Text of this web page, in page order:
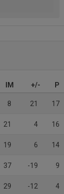
IM +/- P
8 21 17
21 4 16
19 6 14
37 -19 9
29 -12 4